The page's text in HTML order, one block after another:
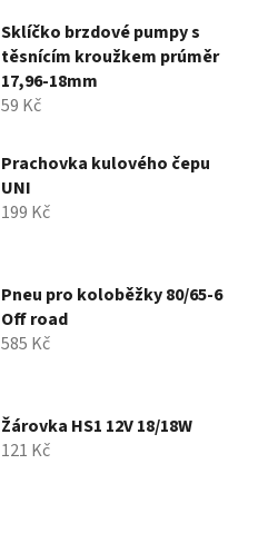
Sklíčko brzdové pumpy s
těsnícím kroužkem prúměr
17,96-18mm
59 Kč
Prachovka kulového čepu
UNI
199 Kč
Pneu pro koloběžky 80/65-6
Off road
585 Kč
Žárovka HS1 12V 18/18W
121 Kč